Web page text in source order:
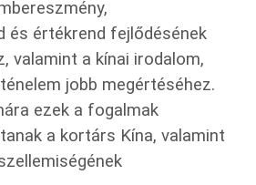
és értékrend fejlődésének
valamint a kínai irodalom,
jobb megértéséhez.
ezek a fogalmak
a kortárs Kína, valamint